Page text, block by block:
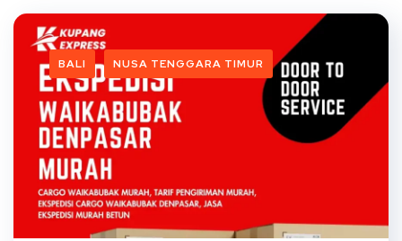
BALI NUSA TENGGARA TIMUR